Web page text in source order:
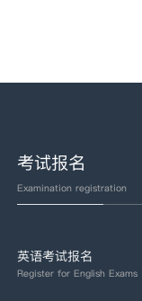
考试报名
Examination registration
英语考试报名
Register for English Exams